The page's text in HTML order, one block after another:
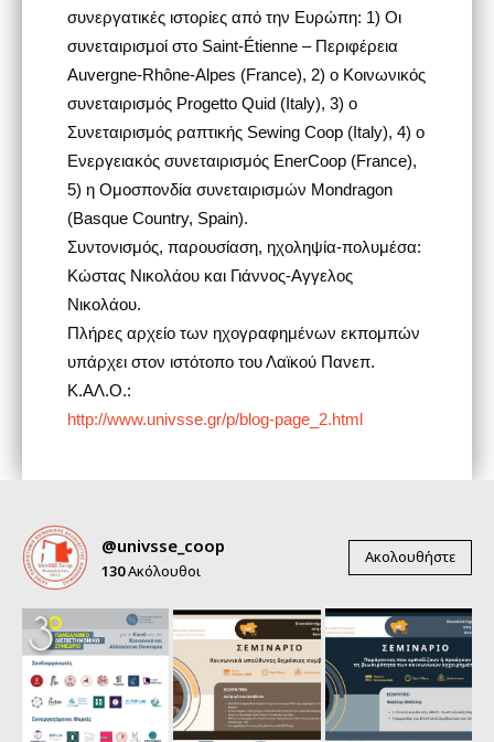
συνεργατικές ιστορίες από την Ευρώπη: 1) Οι
συνεταιρισμοί στο Saint-Étienne – Περιφέρεια
Auvergne-Rhône-Alpes (France), 2) ο Κοινωνικός
συνεταιρισμός Progetto Quid (Italy), 3) ο
Συνεταιρισμός ραπτικής Sewing Coop (Italy), 4) ο
Ενεργειακός συνεταιρισμός EnerCoop (France),
5) η Ομοσπονδία συνεταιρισμών Mondragon
(Basque Country, Spain).
Συντονισμός, παρουσίαση, ηχοληψία-πολυμέσα:
Κώστας Νικολάου και Γιάννος-Αγγελος
Νικολάου.
Πλήρες αρχείο των ηχογραφημένων εκπομπών
υπάρχει στον ιστότοπο του Λαϊκού Πανεπ.
Κ.ΑΛ.Ο.:
http://www.univsse.gr/p/blog-page_2.html
@univsse_coop
130Ακόλουθοι
Ακολουθήστε